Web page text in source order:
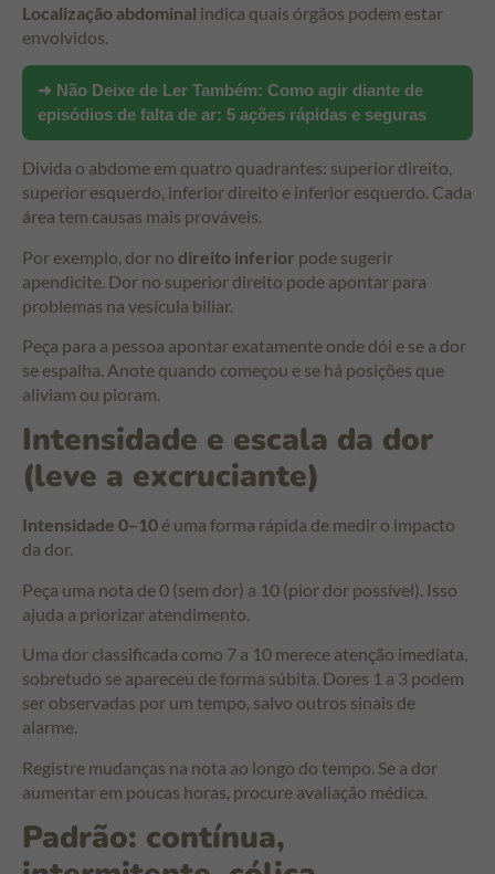
Localização abdominal indica quais órgãos podem estar
envolvidos.
➜ Não Deixe de Ler Também: Como agir diante de
episódios de falta de ar: 5 ações rápidas e seguras
Divida o abdome em quatro quadrantes: superior direito,
superior esquerdo, inferior direito e inferior esquerdo. Cada
área tem causas mais prováveis.
Por exemplo, dor no direito inferior pode sugerir
apendicite. Dor no superior direito pode apontar para
problemas na vesícula biliar.
Peça para a pessoa apontar exatamente onde dói e se a dor
se espalha. Anote quando começou e se há posições que
aliviam ou pioram.
Intensidade e escala da dor
(leve a excruciante)
Intensidade 0–10 é uma forma rápida de medir o impacto
da dor.
Peça uma nota de 0 (sem dor) a 10 (pior dor possível). Isso
ajuda a priorizar atendimento.
Uma dor classificada como 7 a 10 merece atenção imediata,
sobretudo se apareceu de forma súbita. Dores 1 a 3 podem
ser observadas por um tempo, salvo outros sinais de
alarme.
Registre mudanças na nota ao longo do tempo. Se a dor
aumentar em poucas horas, procure avaliação médica.
Padrão: contínua,